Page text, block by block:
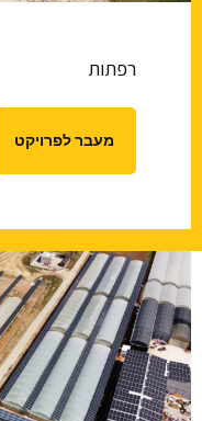
רפתות
מעבר לפרויקט